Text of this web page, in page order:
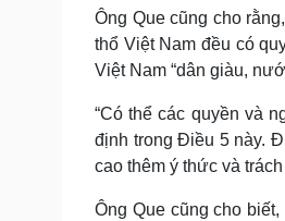
Ông Que cũng cho
thổ Việt Nam đều có
Việt Nam “dân giàu,
“Có thể các quyền và
định trong Điều 5 này.
cao thêm ý thức và
Ông Que cũng cho